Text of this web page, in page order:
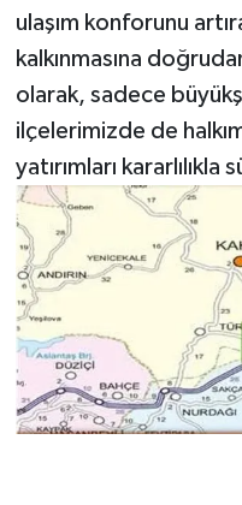
ulaşım konforunu
kalkınmasına
olarak, sadece
ilçelerimizde de
yatırımları